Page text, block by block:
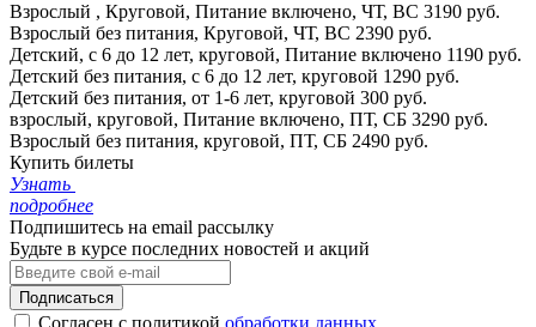
Взрослый , Круговой, Питание включено, ЧТ, ВС 3190 руб.
Взрослый без питания, Круговой, ЧТ, ВС 2390 руб.
Детский, с 6 до 12 лет, круговой, Питание включено 1190 руб.
Детский без питания, с 6 до 12 лет, круговой 1290 руб.
Детский без питания, от 1-6 лет, круговой 300 руб.
взрослый, круговой, Питание включено, ПТ, СБ 3290 руб.
Взрослый без питания, круговой, ПТ, СБ 2490 руб.
Купить билеты
Узнать
подробнее
Подпишитесь на email рассылку
Будьте в курсе последних новостей и акций
Подписаться